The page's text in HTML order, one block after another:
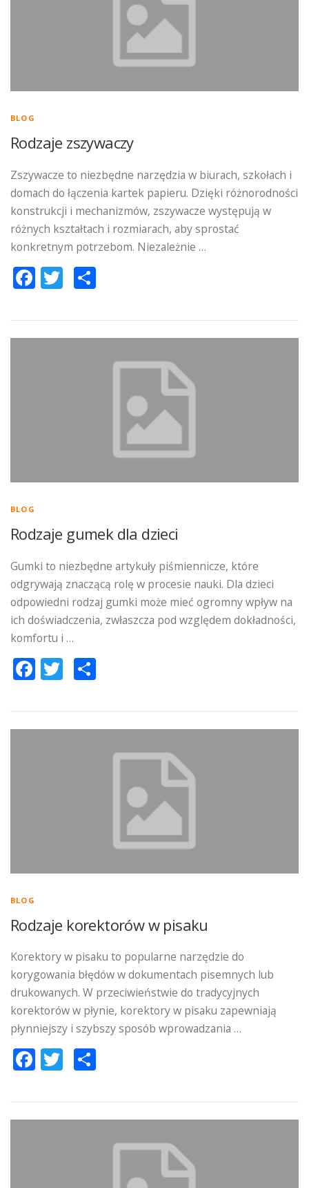
BLOG
Rodzaje zszywaczy
Zszywacze to niezbędne narzędzia w biurach, szkołach i
domach do łączenia kartek papieru. Dzięki różnorodności
konstrukcji i mechanizmów, zszywacze występują w
różnych kształtach i rozmiarach, aby sprostać
konkretnym potrzebom. Niezależnie …
Facebook
Twitter
BLOG
Rodzaje gumek dla dzieci
Gumki to niezbędne artykuły piśmiennicze, które
odgrywają znaczącą rolę w procesie nauki. Dla dzieci
odpowiedni rodzaj gumki może mieć ogromny wpływ na
ich doświadczenia, zwłaszcza pod względem dokładności,
komfortu i …
Facebook
Twitter
BLOG
Rodzaje korektorów w pisaku
Korektory w pisaku to popularne narzędzie do
korygowania błędów w dokumentach pisemnych lub
drukowanych. W przeciwieństwie do tradycyjnych
korektorów w płynie, korektory w pisaku zapewniają
płynniejszy i szybszy sposób wprowadzania …
Facebook
Twitter